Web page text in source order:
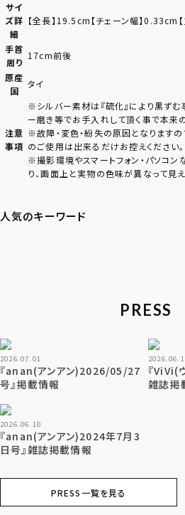
サイ
ズ詳
細
【全長】19.5cm【チェーン幅】0.33cm
手首
周り
17cm前後
原産
国
タイ
注意
事項
※シルバー素材は『硫化』により黒ずむ
ー磨き等でお手入れして頂く事で本来
※故障・変色・紛失の原因となります
のご使用は出来るだけお控えください。
※撮影環境やスマートフォン・パソコン
り、画面上と実物の色味が異なって見
PRESS
2026.07.01
『anan(アンアン)2026/05/27
号』掲載情報
『ViVi(
雑誌掲
2026.06.10
『anan(アンアン)2024年7月3
日号』雑誌掲載情報
PRESS一覧を見る